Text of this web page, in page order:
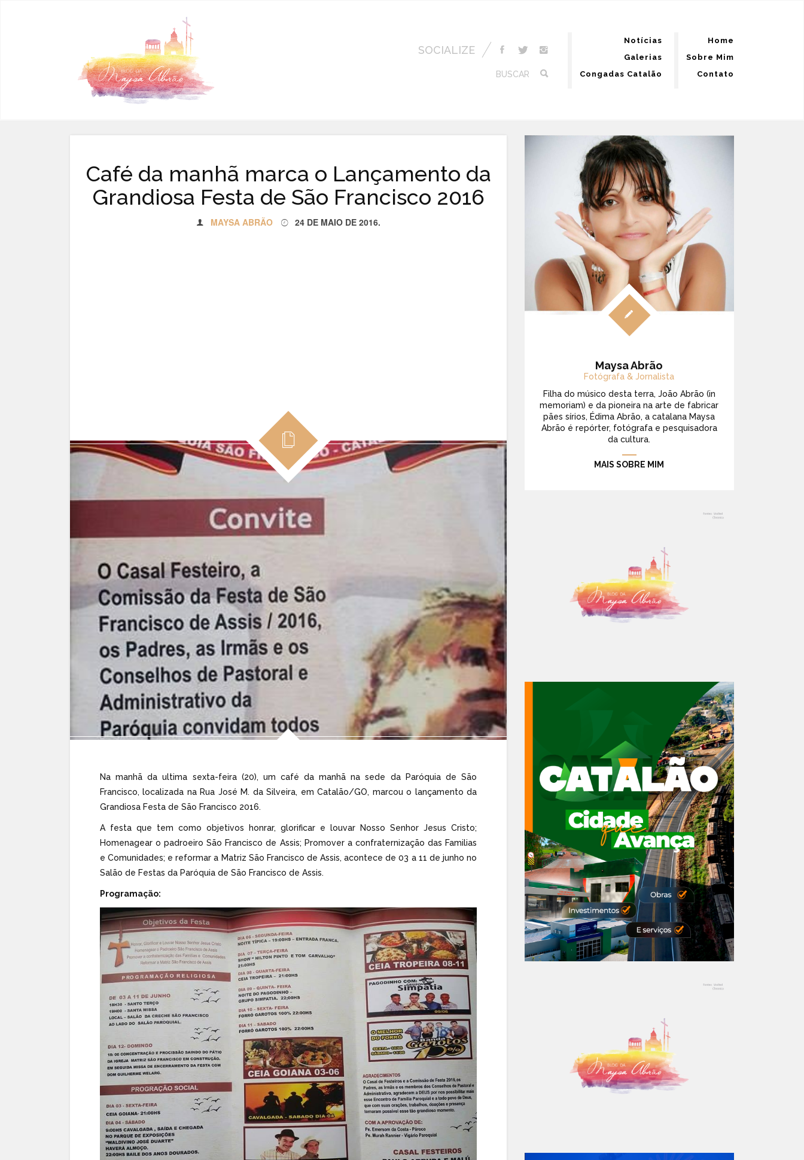
SOCIALIZE
BUSCAR
Notícias
Galerias
Congadas Catalão
Home
Sobre Mim
Contato
Café da manhã marca o Lançamento da
Grandiosa Festa de São Francisco 2016
MAYSA ABRÃO 24 DE MAIO DE 2016.
Na manhã da ultima sexta-feira (20), um café da manhã na sede da Paróquia de São
Francisco, localizada na Rua José M. da Silveira, em Catalão/GO, marcou o lançamento da
Grandiosa Festa de São Francisco 2016.
A festa que tem como objetivos honrar, glorificar e louvar Nosso Senhor Jesus Cristo;
Homenagear o padroeiro São Francisco de Assis; Promover a confraternização das Familias
e Comunidades; e reformar a Matriz São Francisco de Assis, acontece de 03 a 11 de junho no
Salão de Festas da Paróquia de São Francisco de Assis.
Programação:
Maysa Abrão
Fotógrafa & Jornalista
Filha do músico desta terra, João Abrão (in
memoriam) e da pioneira na arte de fabricar
pães sírios, Édima Abrão, a catalana Maysa
Abrão é repórter, fotógrafa e pesquisadora
da cultura.
MAIS SOBRE MIM